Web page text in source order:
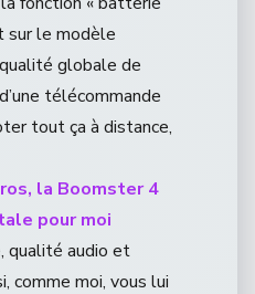
sur le modèle
globale de
télécommande
tout ça à distance,
la Boomster 4
pour moi
qualité audio et
comme moi, vous lui